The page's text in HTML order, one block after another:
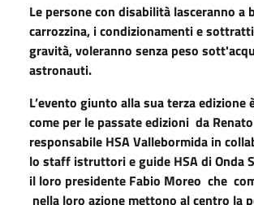
Le persone con disabilità lasceranno a
carrozzina, i condizionamenti e
gravità, voleranno senza peso
astronauti.
L’evento giunto alla sua terza edizione
come per le passate edizioni da
responsabile HSA Vallebormida in
lo staff istruttori e guide HSA di Onda
il loro presidente Fabio Moreo che
nella loro azione mettono al centro la